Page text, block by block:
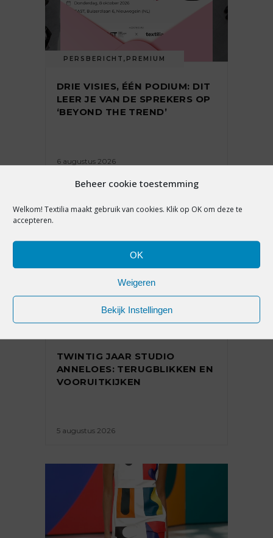
Beheer cookie toestemming
Welkom! Textilia maakt gebruik van cookies. Klik op OK om deze te
accepteren.
OK
Weigeren
Bekijk Instellingen
PERSBERICHT , PREMIUM
DRIE VISIES, ÉÉN PODIUM: DIT
LEER JE VAN DE SPREKERS OP
‘BEYOND THE TREND’
6 augustus 2026
TWINTIG JAAR STUDIO
ANNELOES: TERUGBLIKKEN EN
VOORUITKIJKEN
5 augustus 2026